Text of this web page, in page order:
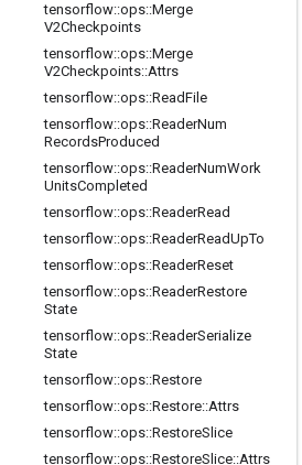
tensorflow::ops::Merge
V2Checkpoints
tensorflow::ops::Merge
V2Checkpoints::Attrs
tensorflow::ops::ReadFile
tensorflow::ops::ReaderNum
RecordsProduced
tensorflow::ops::ReaderNumWork
UnitsCompleted
tensorflow::ops::ReaderRead
tensorflow::ops::ReaderReadUpTo
tensorflow::ops::ReaderReset
tensorflow::ops::ReaderRestore
State
tensorflow::ops::ReaderSerialize
State
tensorflow::ops::Restore
tensorflow::ops::Restore::Attrs
tensorflow::ops::RestoreSlice
tensorflow::ops::RestoreSlice::Attrs